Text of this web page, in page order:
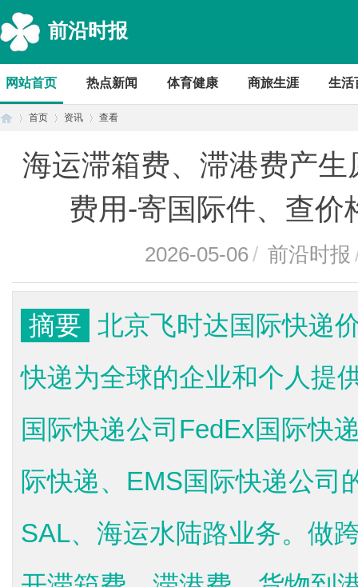
前沿时报
网站首页 热点新闻 体育健康 商旅生涯 生活
首页 资讯 查看
海运滞箱费、滞港费产
费用-寄国际件、查价
2026-05-06/ 前沿时报
摘要 北京飞时达国际快递
快递为全球的企业和个人提
国际快递公司FedEx国际快
际快递、EMS国际快递公司
SAL、海运水陆路业务。做